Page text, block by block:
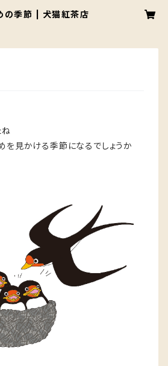
の季節 | 犬猫紅茶店
ね
を見かける季節になるでしょうか